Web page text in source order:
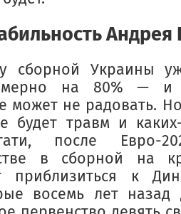
сборной Украины
на 80% — и
может не радовать.
будет травм и
после Евро-
в сборной на
приблизиться к
восемь лет назад